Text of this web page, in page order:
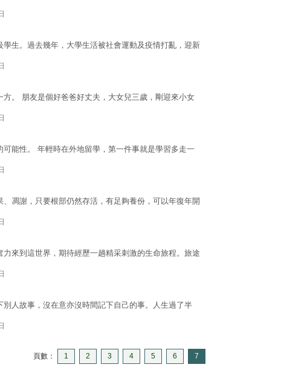
生。過去幾年，大學生活被社會運動及疫情打亂，迎新
。 朋友是個好爸爸好丈夫，大女兒三歲，剛迎來小女
能性。 年輕時在外地留學，第一件事就是學習多走一
凋謝，只要根部仍然存活，有足夠養份，可以年復年開
來到這世界，期待經歷一趟精采刺激的生命旅程。旅途
人故事，沒在意亦沒時間記下自己的事。人生過了半
頁數： 1 2 3 4 5 6 7